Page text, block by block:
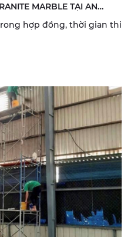
MARBLE TẠI AN
hợp đồng, thời gian thi